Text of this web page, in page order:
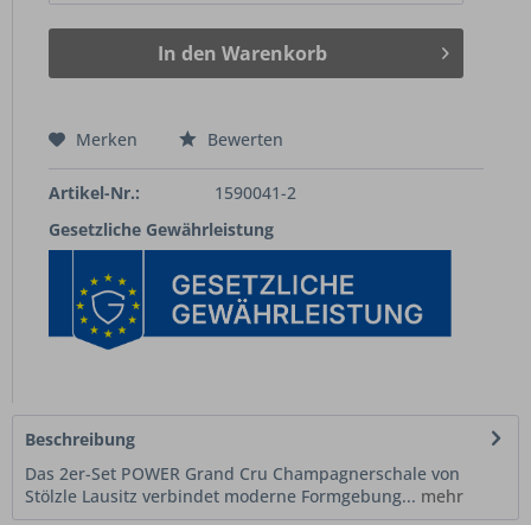
In den Warenkorb
Merken Bewerten
Artikel-Nr.:
1590041-2
Gesetzliche Gewährleistung
Beschreibung
Das 2er-Set POWER Grand Cru Champagnerschale von
Stölzle Lausitz verbindet moderne Formgebung... mehr